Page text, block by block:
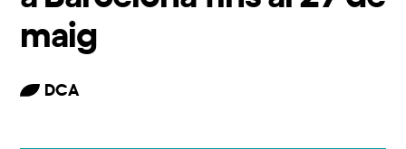
maig
DCA